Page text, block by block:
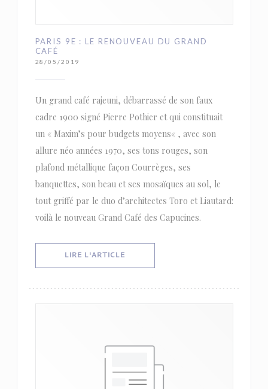
PARIS 9E : LE RENOUVEAU DU GRAND
CAFÉ
28/05/2019
Un grand café rajeuni, débarrassé de son faux
cadre 1900 signé Pierre Pothier et qui constituait
un « Maxim’s pour budgets moyens« , avec son
allure néo années 1970, ses tons rouges, son
plafond métallique façon Courrèges, ses
banquettes, son beau et ses mosaïques au sol, le
tout griffé par le duo d’architectes Toro et Liautard:
voilà le nouveau Grand Café des Capucines.
LIRE L'ARTICLE